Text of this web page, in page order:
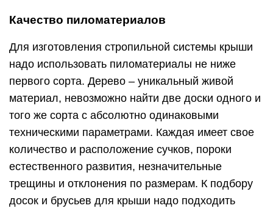
Качество пиломатериалов
Для изготовления стропильной системы крыши
надо использовать пиломатериалы не ниже
первого сорта. Дерево – уникальный живой
материал, невозможно найти две доски одного и
того же сорта с абсолютно одинаковыми
техническими параметрами. Каждая имеет свое
количество и расположение сучков, пороки
естественного развития, незначительные
трещины и отклонения по размерам. К подбору
досок и брусьев для крыши надо подходить